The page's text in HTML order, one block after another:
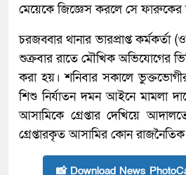
মেয়েকে জিজ্ঞেস করলে সে ফারুকের
চরজব্বার থানার ভারপ্রাপ্ত
শুক্রবার রাতে মৌখিক অভিযোগের
করা হয়। শনিবার সকালে
শিশু নির্যাতন দমন আইনে মামলা
আসামিকে গ্রেপ্তার দেখিয়ে
গ্রেপ্তারকৃত আসামির কোন
📸 Download News